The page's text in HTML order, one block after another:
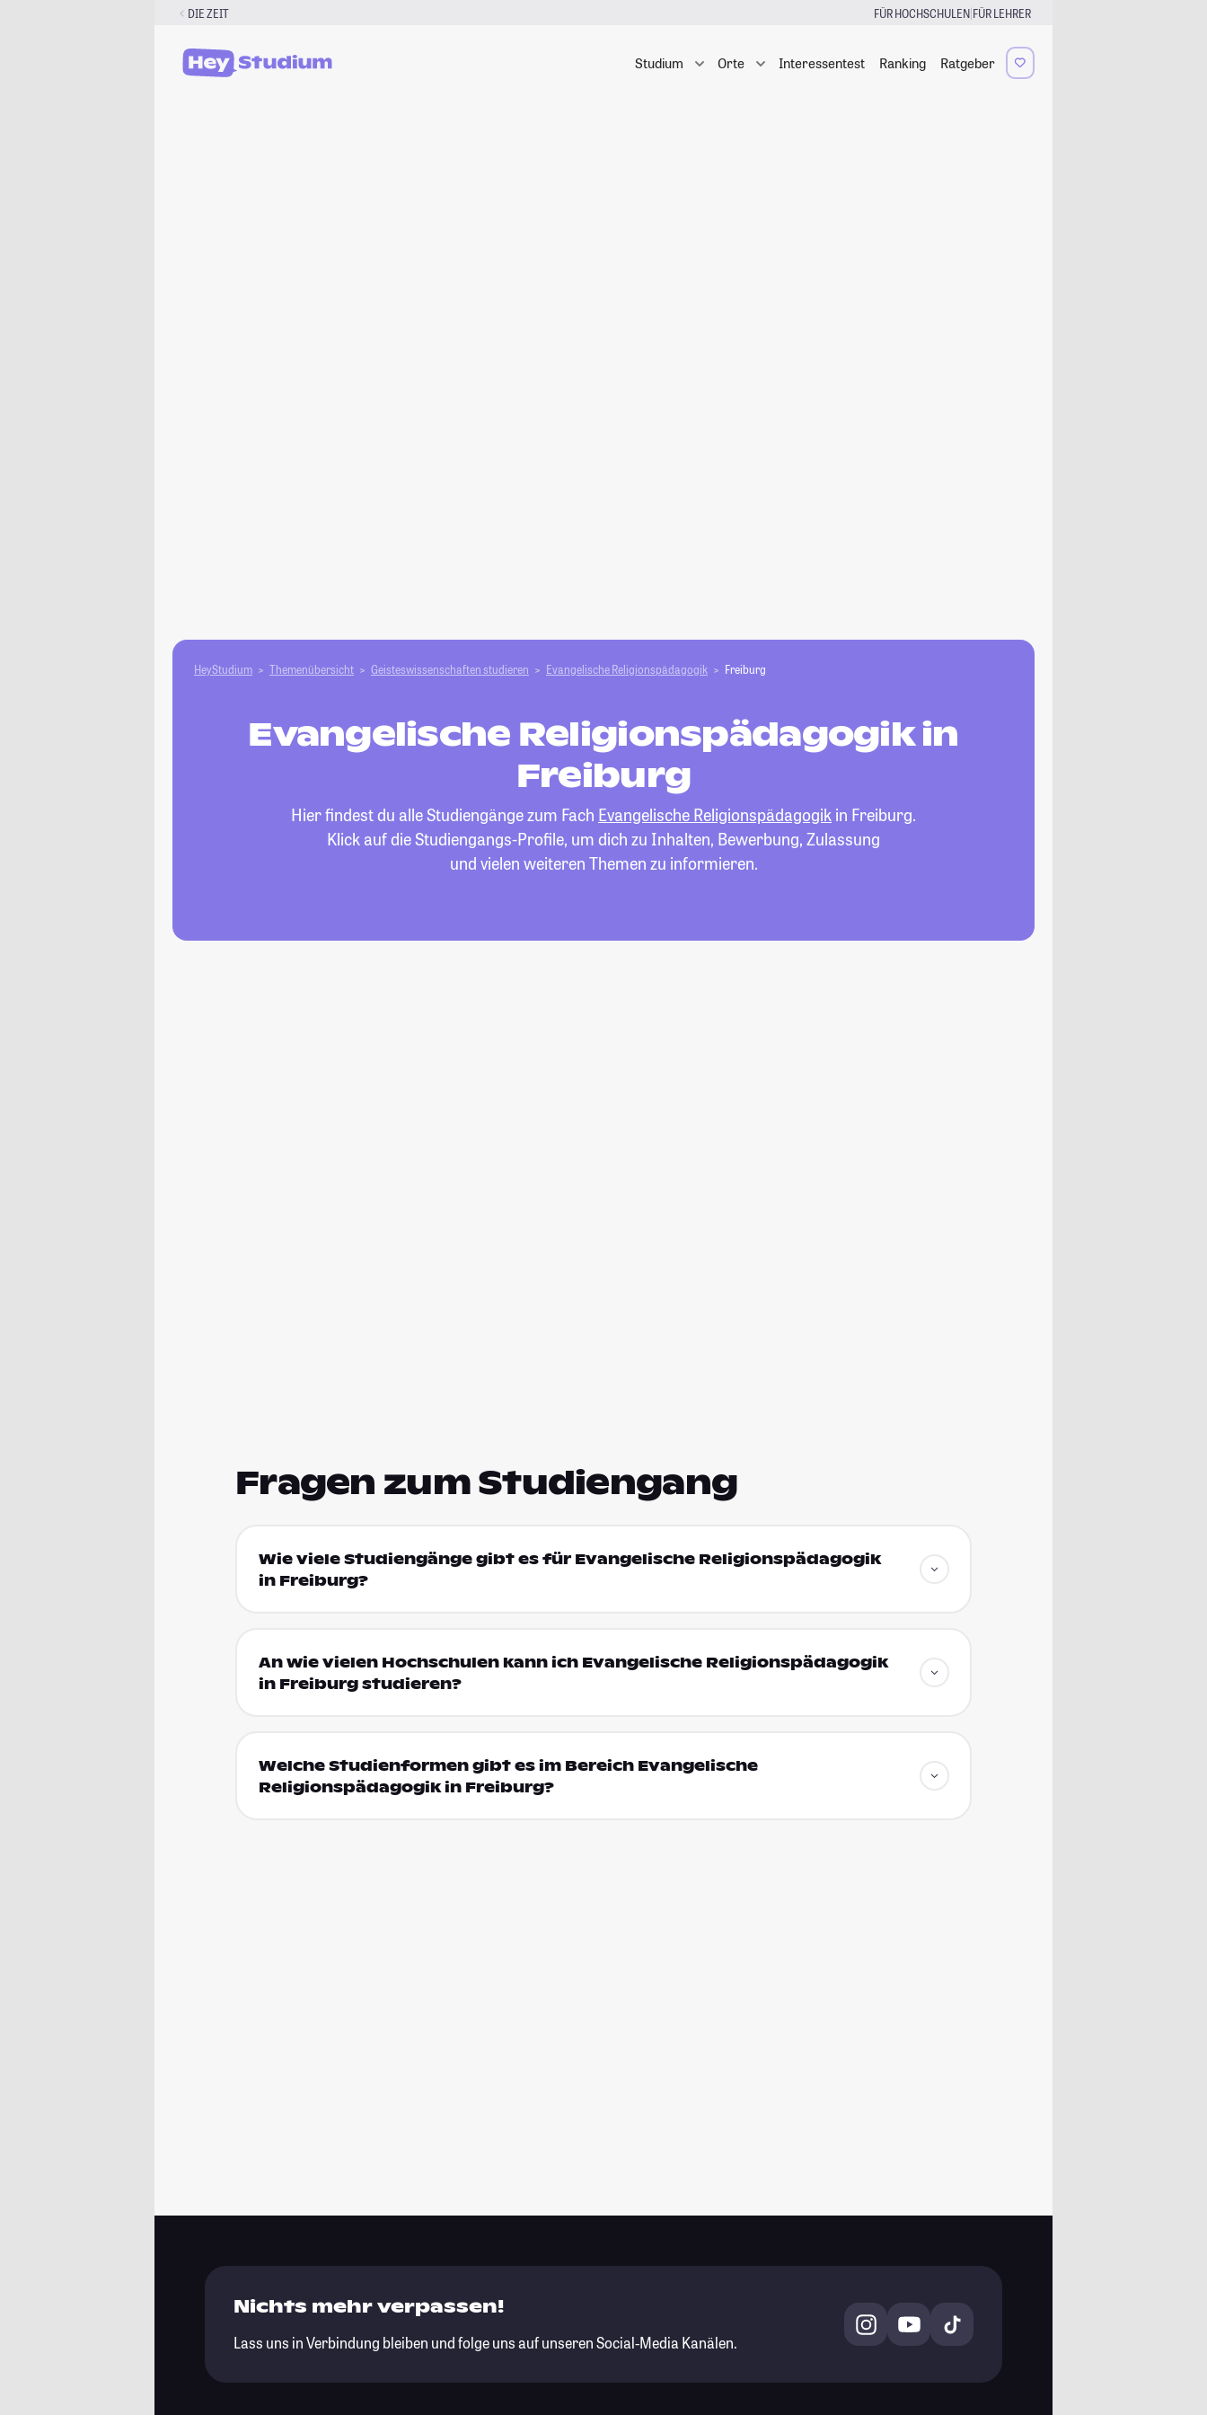
DIE ZEIT FÜR HOCHSCHULEN|FÜR LEHRER
Studium Orte Interessentest Ranking Ratgeber
HeyStudium Themenübersicht Geisteswissenschaften studieren Evangelische Religionspädagogik Freiburg
Evangelische Religionspädagogik in
Freiburg
Hier findest du alle Studiengänge zum Fach Evangelische Religionspädagogik in Freiburg.
Klick auf die Studiengangs-Profile, um dich zu Inhalten, Bewerbung, Zulassung
und vielen weiteren Themen zu informieren.
Fragen zum Studiengang
Wie viele Studiengänge gibt es für Evangelische Religionspädagogik
in Freiburg?
An wie vielen Hochschulen kann ich Evangelische Religionspädagogik
in Freiburg studieren?
Welche Studienformen gibt es im Bereich Evangelische
Religionspädagogik in Freiburg?
Nichts mehr verpassen!
Lass uns in Verbindung bleiben und folge uns auf unseren Social-Media Kanälen.